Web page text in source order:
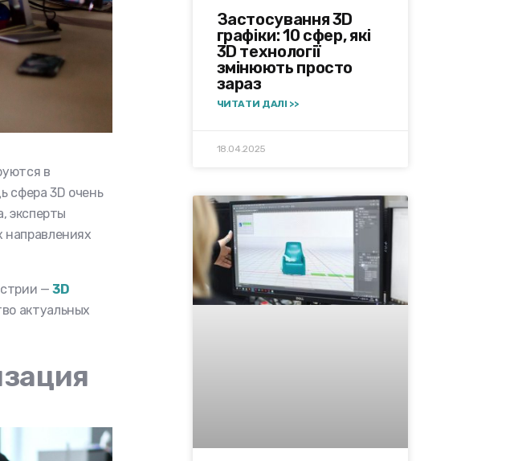
в
сфера 3D очень
эксперты
направлениях
— 3D
актуальных
Застосування 3D
графіки: 10 сфер, які
3D технології
змінюють просто
зараз
ЧИТАТИ ДАЛІ >>
18.04.2025